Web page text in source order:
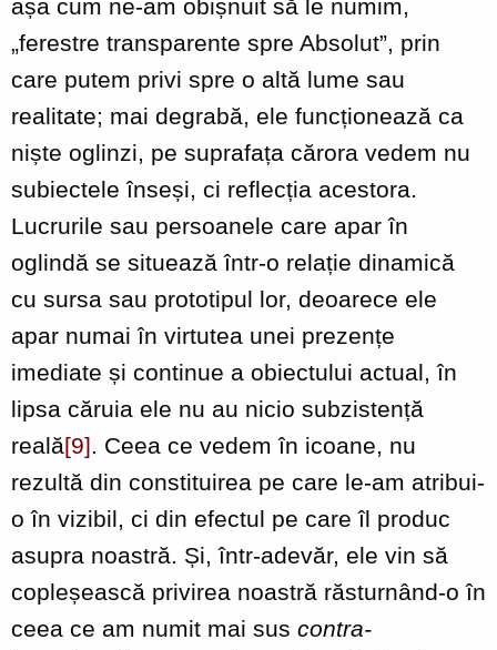
așa cum ne-am obișnuit să le numim,
„ferestre transparente spre Absolut”, prin
care putem privi spre o altă lume sau
realitate; mai degrabă, ele funcționează ca
niște oglinzi, pe suprafața cărora vedem nu
subiectele înseși, ci reflecția acestora.
Lucrurile sau persoanele care apar în
oglindă se situează într-o relație dinamică
cu sursa sau prototipul lor, deoarece ele
apar numai în virtutea unei prezențe
imediate și continue a obiectului actual, în
lipsa căruia ele nu au nicio subzistență
reală[9]. Ceea ce vedem în icoane, nu
rezultă din constituirea pe care le-am atribui-
o în vizibil, ci din efectul pe care îl produc
asupra noastră. Și, într-adevăr, ele vin să
copleșească privirea noastră răsturnând-o în
ceea ce am numit mai sus contra-